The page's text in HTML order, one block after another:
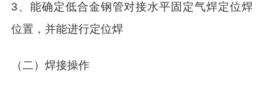
3、能确定低合金钢管对接水平固定气焊定位焊
位置，并能进行定位焊
（二）焊接操作